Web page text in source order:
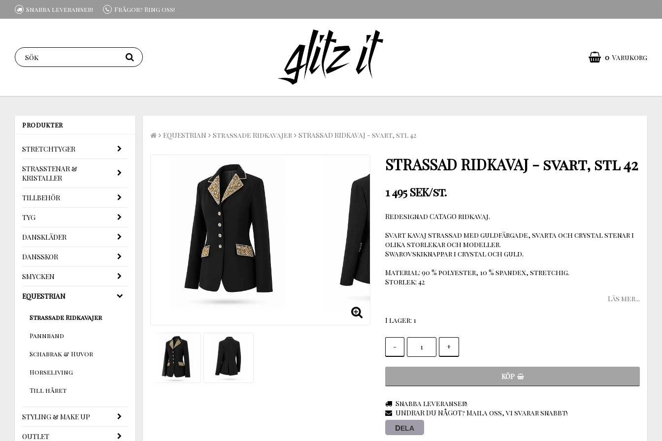
Snabba leveranser! Frågor? Ring oss!
0 Varukorg
PRODUKTER
STRETCHTYGER
STRASSTENAR &
KRISTALLER
TILLBEHÖR
TYG
DANSKLÄDER
DANSSKOR
SMYCKEN
EQUESTRIAN
Strassade Ridkavajer
Pannband
Schabrak & Huvor
Horseliving
Till håret
STYLING & MAKE UP
OUTLET
EQUESTRIAN Strassade Ridkavajer STRASSAD RIDKAVAJ - svart, stl 42
STRASSAD RIDKAVAJ - svart, stl 42
1 495 SEK/st.
Redesignad CATAGO ridkavaj.
Svart kavaj strassad med guldfärgade, svarta och crystal stenar i
olika storlekar och modeller.
Swarovskiknappar i crystal och guld.
Material: 90 % polyester, 10 % spandex, stretchig.
Storlek: 42
Läs mer...
I lager: 1
- +
KÖP
Snabba leveranser!
UNDRAR DU NÅGOT? Maila oss, vi svarar snabbt!
DELA